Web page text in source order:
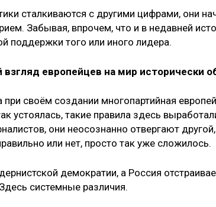
сталкиваются с другими цифрами, они
Забывая, впрочем, что и в недавней
поддержки того или иного лидера.
взгляд европейцев на мир исторически
при своём создании многопартийная
устоялась, такие правила здесь
они неосознанно отвергают
или нет, просто так уже сложилось.
демократии, а Россия
системные различия.